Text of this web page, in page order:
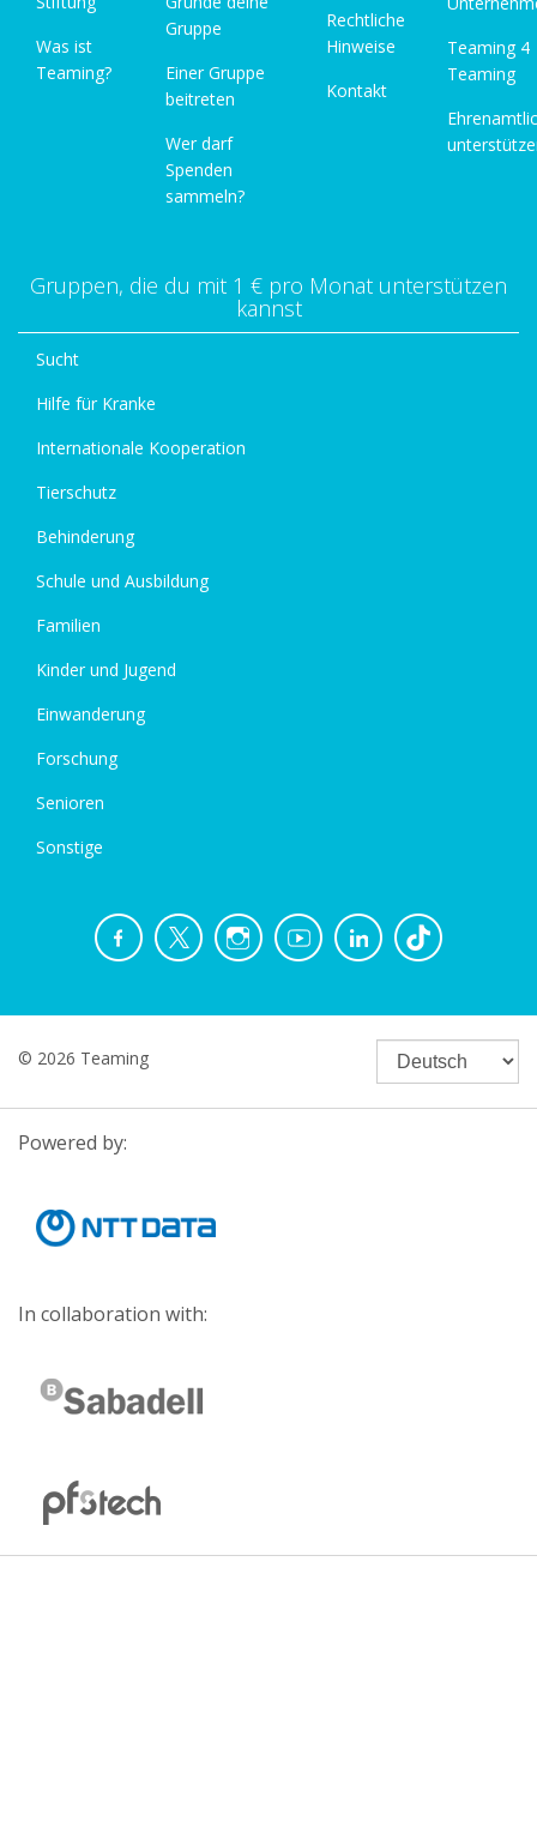
Was ist
Teaming?
Gruppe
Einer Gruppe
beitreten
Wer darf
Spenden
sammeln?
Rechtliche
Hinweise
Kontakt
Teaming 4
Teaming
Gruppen, die du mit 1 € pro Monat unterstützen
kannst
Sucht
Hilfe für Kranke
Internationale Kooperation
Tierschutz
Behinderung
Schule und Ausbildung
Familien
Kinder und Jugend
Einwanderung
Forschung
Senioren
Sonstige
© 2026 Teaming
Powered by:
In collaboration with: